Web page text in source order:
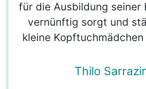
für die Ausbildung seiner
vernünftig sorgt und
kleine
Thilo